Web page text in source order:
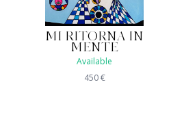
MI RITORNA IN
MENTE
Available
450€